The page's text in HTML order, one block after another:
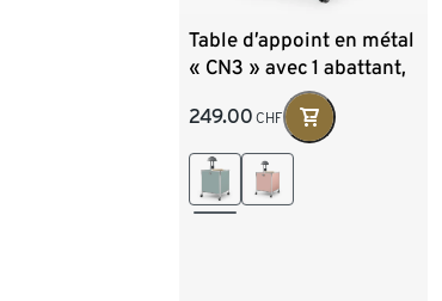
Table d’appoint en métal
« CN3 » avec 1 abattant,
249.00 CHF